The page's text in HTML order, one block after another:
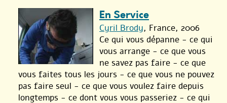
En Service
Cyril Brody, France, 2006
Ce qui vous dépanne - ce qui
vous arrange - ce que vous
ne savez pas faire - ce que
vous faites tous les jours - ce que vous ne pouvez
pas faire seul - ce que vous voulez faire depuis
longtemps - ce dont vous vous passeriez - ce qui